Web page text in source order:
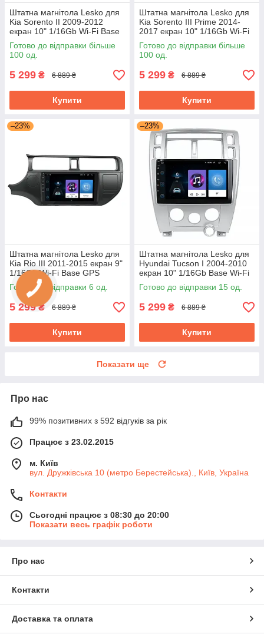
Штатна магнітола Lesko для
Kia Sorento II 2009-2012
екран 10" 1/16Gb Wi-Fi Base
GPS Android Кіа
Готово до відправки більше
100 од.
5 299 ₴ 6 889 ₴
Купити
Штатна магнітола Lesko для
Kia Sorento III Prime 2014-
2017 екран 10" 1/16Gb Wi-Fi
Base GPS Android Кіа
Готово до відправки більше
100 од.
5 299 ₴ 6 889 ₴
Купити
–23%
Штатна магнітола Lesko для
Kia Rio III 2011-2015 екран 9"
1/16Gb/Wi-Fi Base GPS
Android кіа
Готово до відправки 6 од.
5 299₴ 6 889 ₴
Купити
–23%
Штатна магнітола Lesko для
Hyundai Tucson I 2004-2010
екран 10" 1/16Gb Base Wi-Fi
GPS Android хендай
Готово до відправки 15 од.
5 299 ₴ 6 889 ₴
Купити
Показати ще
Про нас
99% позитивних з 592 відгуків за рік
Працює з 23.02.2015
м. Київ
вул. Дружківська 10 (метро Берестейська)., Київ, Україна
Контакти
Сьогодні працює з 08:30 до 20:00
Показати весь графік роботи
Про нас
Контакти
Доставка та оплата